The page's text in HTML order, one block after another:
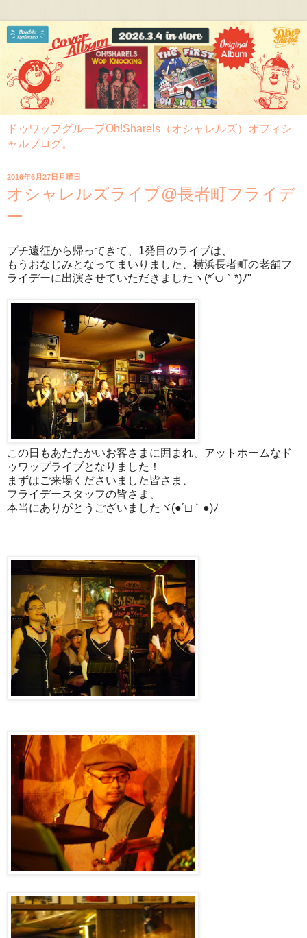
ドゥワップグループOh!Sharels（オシャレルズ）オフィシ
ャルブログ。
2016年6月27日月曜日
オシャレルズライブ@長者町フライデ
ー
プチ遠征から帰ってきて、1発目のライブは、
もうおなじみとなってまいりました、横浜長者町の老舗フ
ライデーに出演させていただきましたヽ(*´∪｀*)ﾉ"
この日もあたたかいお客さまに囲まれ、アットホームなド
ゥワップライブとなりました！
まずはご来場くださいました皆さま、
フライデースタッフの皆さま、
本当にありがとうございましたヾ(●´□｀●)ﾉ